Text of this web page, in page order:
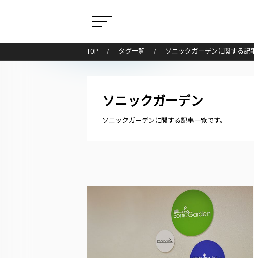
TOP タグ一覧 ソニックガーデンに関する記
ソニックガーデン
ソニックガーデンに関する記事一覧です。